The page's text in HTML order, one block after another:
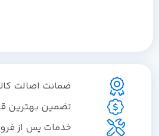
ضمانت اصالت کالا
تضمین بهترین قیمت
خدمات پس از فروش